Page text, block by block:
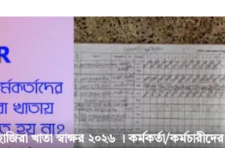
খাতা স্বাক্ষর ২০২৬ । কর্মকর্তা/কর্মচারীদের